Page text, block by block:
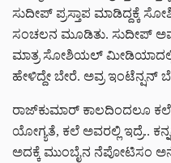
ಸುದೀಪ್ ಪ್ರಸ್ತಾಪ ಮಾಡಿದ್ದಕ್ಕೆ
ಸಂಚಲನ ಮೂಡಿತು. ಸುದೀಪ್
ಮಾತ್ರ ಸೋಶಿಯಲ್ ಮೀಡಿಯಾದಲ್ಲಿ
ಹೇಳಿದ್ದೇ ಬೇರೆ. ಅವ್ರ ಇಂಟೆನ್ಷನ್
ರಾಜ್‌ಕುಮಾರ್ ಕಾಲದಿಂದಲೂ
ಯೋಗ್ಯತೆ, ಕಲೆ ಅವರಲ್ಲಿ ಇದ್ರೆ..
ಅದಕ್ಕೆ ಮುಂಬೈನ ನೆಪೋಟಿಸಂ